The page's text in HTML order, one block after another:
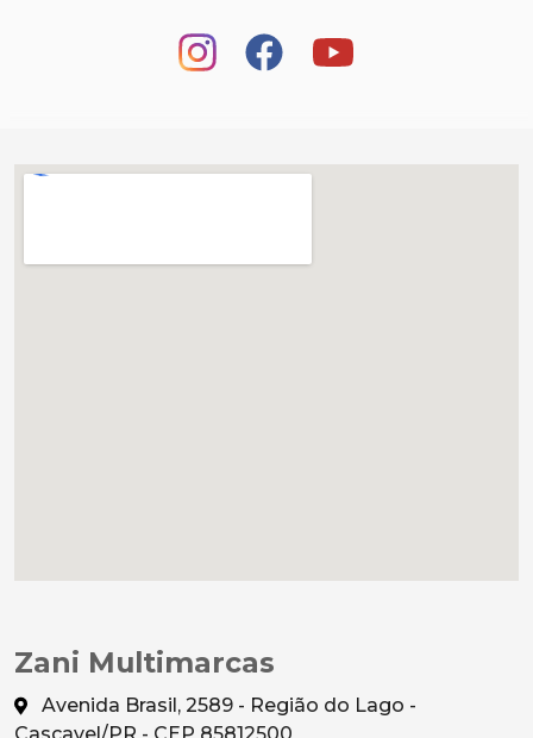
Zani Multimarcas
Avenida Brasil, 2589 - Região do Lago -
Cascavel/PR - CEP 85812500